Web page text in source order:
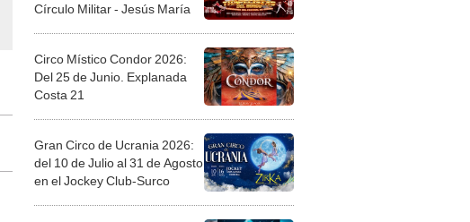
Círculo Militar - Jesús María
Circo Místico Condor 2026:
Del 25 de Junio. Explanada
Costa 21
Gran Circo de Ucrania 2026:
del 10 de Julio al 31 de Agosto
en el Jockey Club-Surco